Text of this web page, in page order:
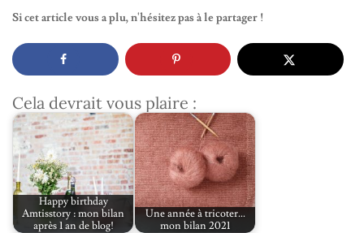
Si cet article vous a plu, n'hésitez pas à le partager !
Cela devrait vous plaire :
Happy birthday
Amtisstory : mon bilan
après 1 an de blog!
Une année à tricoter...
mon bilan 2021